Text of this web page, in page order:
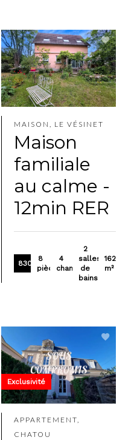
MAISON, LE VÉSINET
Maison
familiale
au calme -
12min RER
830 000 €
8
pièces
4
chambres
2
salles
de
bains
162
m²
APPARTEMENT,
CHATOU
Exclusivité